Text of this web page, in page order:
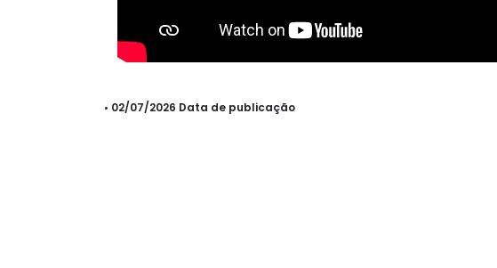
• 02/07/2026 Data de publicação